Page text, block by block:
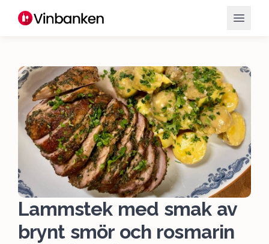
Lammstek med smak av
brynt smör och rosmarin